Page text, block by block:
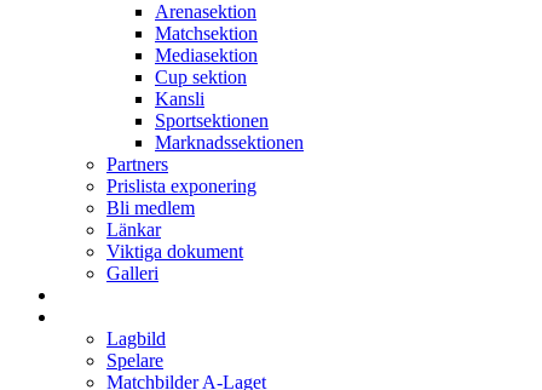
Arenasektion
Matchsektion
Mediasektion
Cup sektion
Kansli
Sportsektionen
Marknadssektionen
Partners
Prislista exponering
Bli medlem
Länkar
Viktiga dokument
Galleri
Lagbild
Spelare
Matchbilder A-Laget